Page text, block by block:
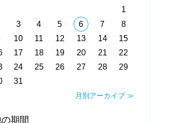
1
3 4 5 6 7
8
10 11 12 13 14
15
17 18 19 20 21
22
24 25 26 27 28
29
31
月別アーカイブ ≫
期間